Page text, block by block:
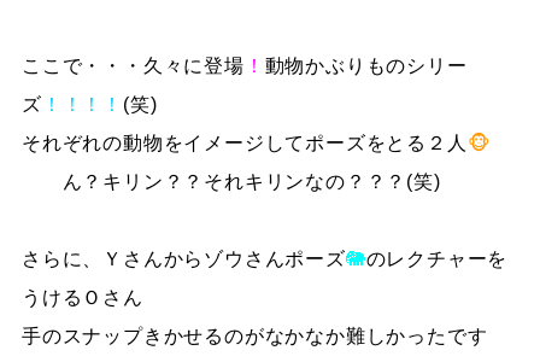
ここで・・・久々に登場 ！ 動物かぶりものシリー
ズ ！！！！ (笑)
それぞれの動物をイメージしてポーズをとる２人 🐵
ん？キリン？？それキリンなの？？？(笑)
さらに、Ｙさんからゾウさんポーズ🐘のレクチャーを
うけるＯさん
手のスナップきかせるのがなかなか難しかったです